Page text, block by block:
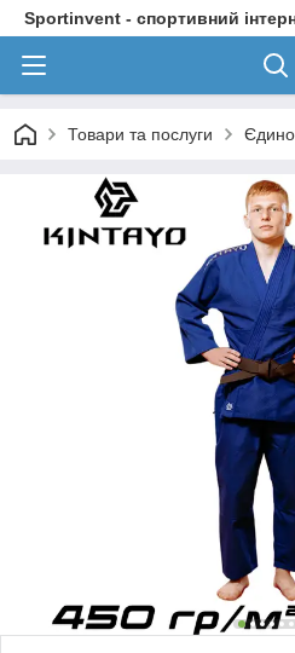
Sportinvent - спортивний
Товари та послуги